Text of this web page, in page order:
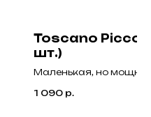
Toscano
шт.)
Маленькая, но
насыщенным вкусом
1 090 р.